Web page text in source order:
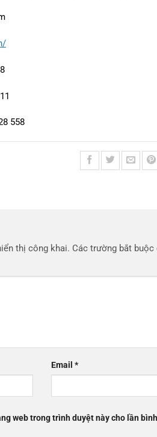
558
thị công khai. Các trường bắt
Email*
web trong trình duyệt này cho lần